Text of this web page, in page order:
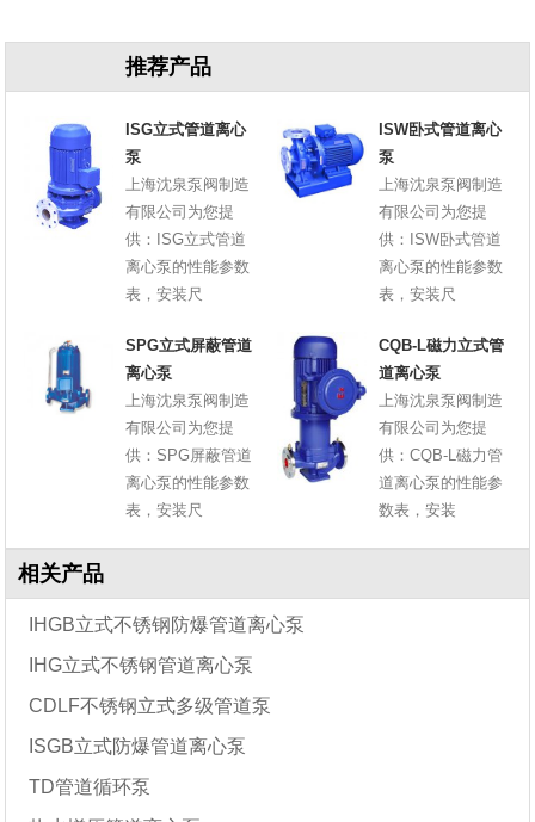
推荐产品
ISG立式管道离心
泵
上海沈泉泵阀制造
有限公司为您提
供：ISG立式管道
离心泵的性能参数
表，安装尺
ISW卧式管道离心
泵
上海沈泉泵阀制造
有限公司为您提
供：ISW卧式管道
离心泵的性能参数
表，安装尺
SPG立式屏蔽管道
离心泵
上海沈泉泵阀制造
有限公司为您提
供：SPG屏蔽管道
离心泵的性能参数
表，安装尺
CQB-L磁力立式管
道离心泵
上海沈泉泵阀制造
有限公司为您提
供：CQB-L磁力管
道离心泵的性能参
数表，安装
相关产品
IHGB立式不锈钢防爆管道离心泵
IHG立式不锈钢管道离心泵
CDLF不锈钢立式多级管道泵
ISGB立式防爆管道离心泵
TD管道循环泵